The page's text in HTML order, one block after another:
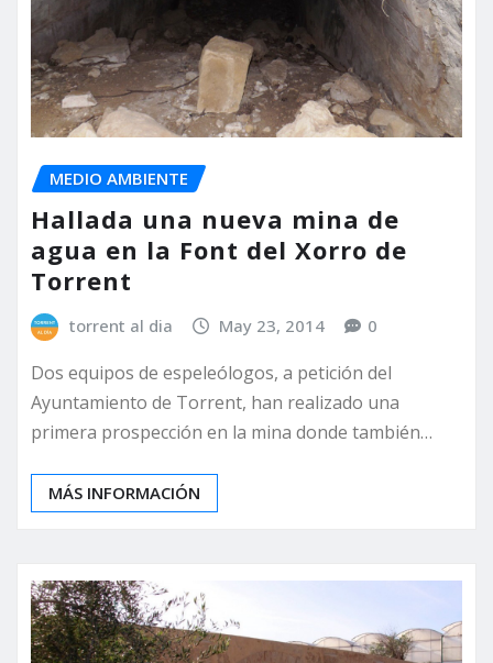
MEDIO AMBIENTE
Hallada una nueva mina de
agua en la Font del Xorro de
Torrent
torrent al dia May 23, 2014 0
Dos equipos de espeleólogos, a petición del
Ayuntamiento de Torrent, han realizado una
primera prospección en la mina donde también…
MÁS INFORMACIÓN